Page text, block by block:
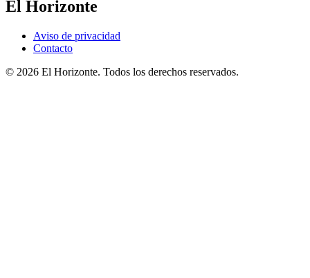
El Horizonte
Aviso de privacidad
Contacto
© 2026 El Horizonte. Todos los derechos reservados.